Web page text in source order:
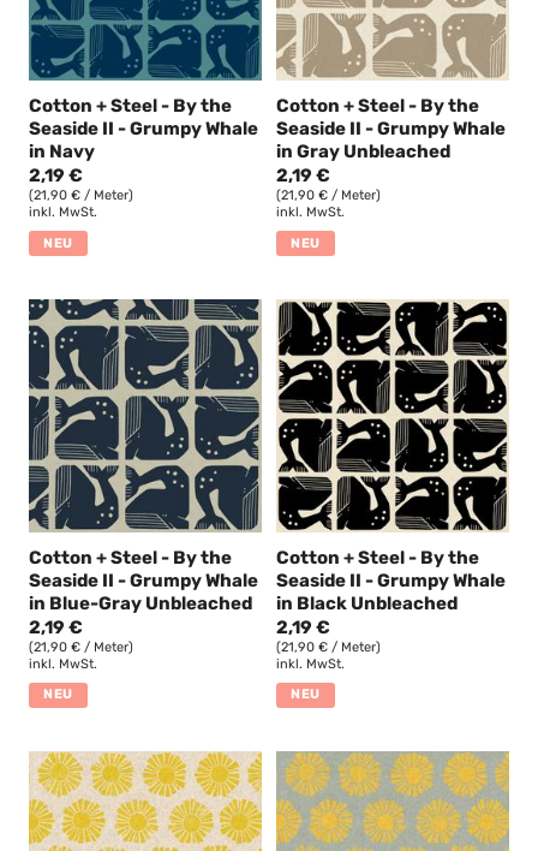
Cotton + Steel - By the
Seaside II - Grumpy Whale
in Navy
2,19 €
(21,90 € / Meter)
inkl. MwSt.
NEU
Cotton + Steel - By the
Seaside II - Grumpy Whale
in Gray Unbleached
2,19 €
(21,90 € / Meter)
inkl. MwSt.
NEU
Cotton + Steel - By the
Seaside II - Grumpy Whale
in Blue-Gray Unbleached
2,19 €
(21,90 € / Meter)
inkl. MwSt.
NEU
Cotton + Steel - By the
Seaside II - Grumpy Whale
in Black Unbleached
2,19 €
(21,90 € / Meter)
inkl. MwSt.
NEU